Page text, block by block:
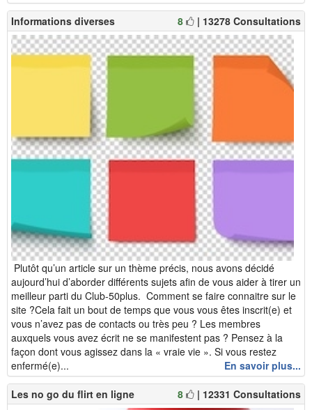
Informations diverses 8 | 13278 Consultations
Plutôt qu’un article sur un thème précis, nous avons décidé
aujourd’hui d’aborder différents sujets afin de vous aider à tirer un
meilleur parti du Club-50plus. Comment se faire connaitre sur le
site ?Cela fait un bout de temps que vous vous êtes inscrit(e) et
vous n’avez pas de contacts ou très peu ? Les membres
auxquels vous avez écrit ne se manifestent pas ? Pensez à la
façon dont vous agissez dans la « vraie vie ». Si vous restez
enfermé(e)...
En savoir plus...
Les no go du flirt en ligne 8 | 12331 Consultations